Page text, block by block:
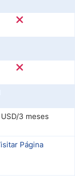
3 meses
Página